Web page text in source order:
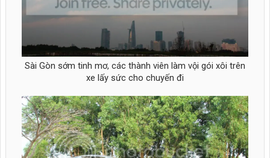
Sài Gòn sớm tinh mơ, các thành viên làm vội gói xôi trên
xe lấy sức cho chuyến đi